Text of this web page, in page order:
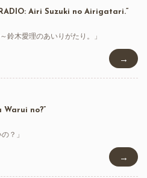
Airi Suzuki no Airigatari.”
鈴木愛理のあいりがたり。」
→
no?”
？」
→